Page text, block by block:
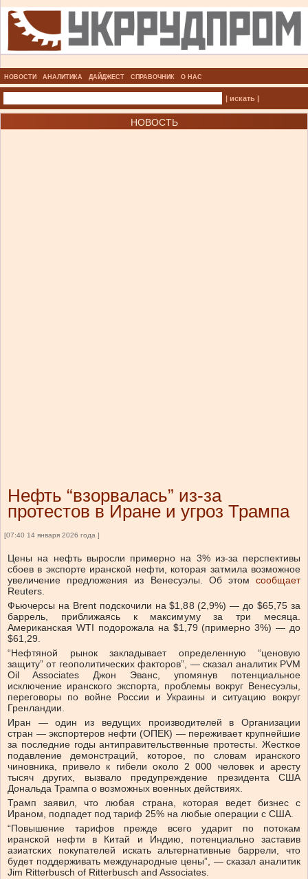
НОВОСТИ АНАЛИТИКА ДАЙДЖЕСТ СПРАВОЧНИК О НАС
| искать |
НОВОСТЬ
Нефть “взорвалась” из-за
протестов в Иране и угроз Трампа
[07:40 14 января 2026 года ]
Цены на нефть выросли примерно на 3% из-за перспективы
сбоев в экспорте иранской нефти, которая затмила возможное
увеличение предложения из Венесуэлы. Об этом сообщает
Reuters.
Фьючерсы на Brent подскочили на $1,88 (2,9%) — до $65,75 за
баррель, приближаясь к максимуму за три месяца.
Американская WTI подорожала на $1,79 (примерно 3%) — до
$61,29.
“Нефтяной рынок закладывает определенную “ценовую
защиту” от геополитических факторов”, — сказал аналитик PVM
Oil Associates Джон Эванс, упомянув потенциальное
исключение иранского экспорта, проблемы вокруг Венесуэлы,
переговоры по войне России и Украины и ситуацию вокруг
Гренландии.
Иран — один из ведущих производителей в Организации
стран — экспортеров нефти (ОПЕК) — переживает крупнейшие
за последние годы антиправительственные протесты. Жесткое
подавление демонстраций, которое, по словам иранского
чиновника, привело к гибели около 2 000 человек и аресту
тысяч других, вызвало предупреждение президента США
Дональда Трампа о возможных военных действиях.
Трамп заявил, что любая страна, которая ведет бизнес с
Ираном, подпадет под тариф 25% на любые операции с США.
“Повышение тарифов прежде всего ударит по потокам
иранской нефти в Китай и Индию, потенциально заставив
азиатских покупателей искать альтернативные баррели, что
будет поддерживать международные цены”, — сказал аналитик
Jim Ritterbusch of Ritterbusch and Associates.